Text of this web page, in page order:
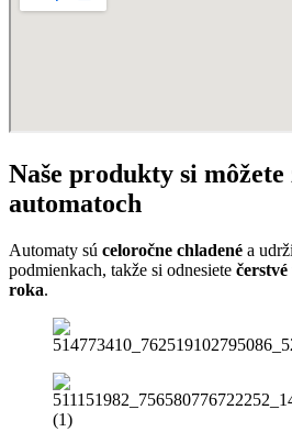
Naše produkty si
automatoch
Automaty sú celoročne chladené a
podmienkach, takže si odnesiete
roka.